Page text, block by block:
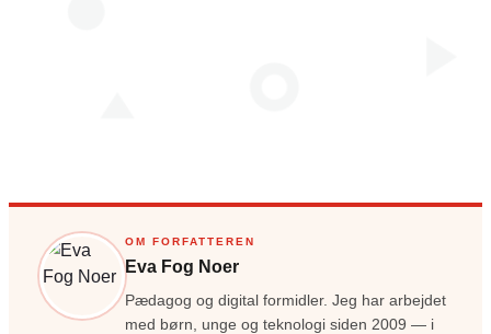
OM FORFATTEREN
Eva Fog Noer
Pædagog og digital formidler. Jeg har arbejdet
med børn, unge og teknologi siden 2009 — i